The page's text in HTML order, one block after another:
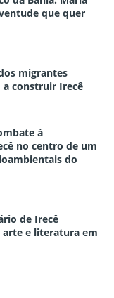
que quer
migrantes
a construir Irecê
à
no centro de um
do
de Irecê
e literatura em